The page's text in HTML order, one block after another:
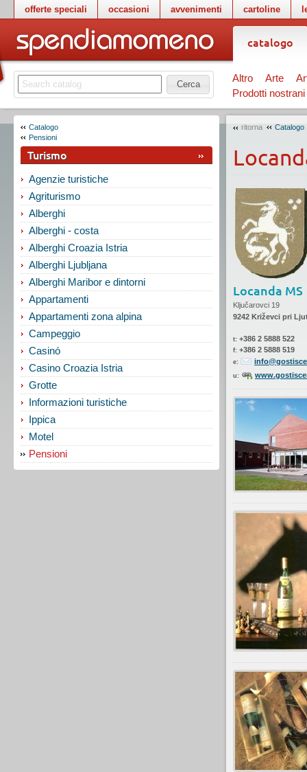
offerte speciali occasioni avvenimenti cartoline
catalogo
Cerca
Altro Arte
Prodotti nostrani
Catalogo
Pensioni
Turismo
Agenzie turistiche
Agriturismo
Alberghi
Alberghi - costa
Alberghi Croazia Istria
Alberghi Ljubljana
Alberghi Maribor e dintorni
Appartamenti
Appartamenti zona alpina
Campeggio
Casinó
Casino Croazia Istria
Grotte
Informazioni turistiche
Ippica
Motel
Pensioni
ritorna Catalogo
Locanda MS
Ključarovci 19
9242 Križevci pri
t: +386 2 5888 522
f: +386 2 5888 519
e:
u: